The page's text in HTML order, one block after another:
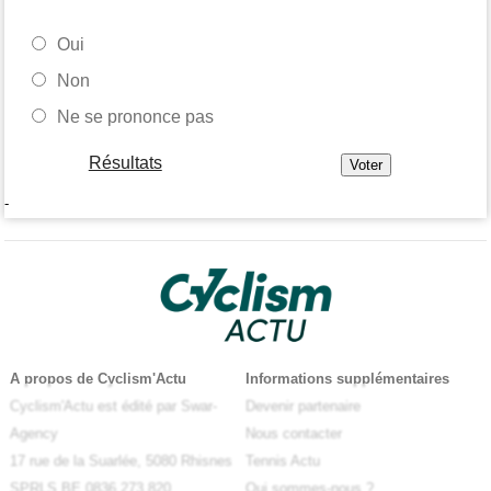
Oui
Non
Ne se prononce pas
Résultats
-
A propos de Cyclism'Actu
Cyclism'Actu est édité par Swar-
Agency
17 rue de la Suarlée, 5080 Rhisnes
Informations supplémentaires
Devenir partenaire
Nous contacter
Tennis Actu